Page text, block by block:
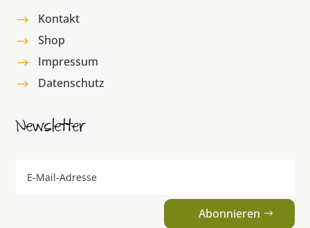
$ Kontakt
$ Shop
$ Impressum
$ Datenschutz
Newsletter
Abonnieren